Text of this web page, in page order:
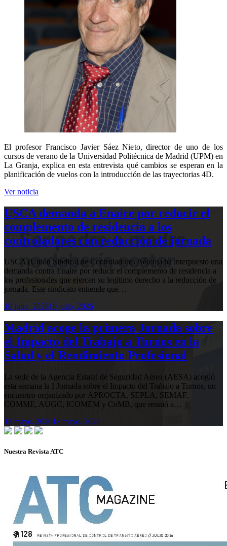
El profesor Francisco Javier Sáez Nieto, director de uno de los
cursos de verano de la Universidad Politécnica de Madrid (UPM) en
La Granja, explica en esta entrevista qué cambios se esperan en la
planificación de vuelos con la introducción de las trayectorias 4D.
Ver noticia
USCA demanda a Enaire por reducir el
complemento de residencia a los
controladores con reducción de jornada
USCA (Unión Sindical de Controladores Aéreos) ha interpuesto una
demanda contra Enaire por reducir el complemento de residencia a
los profesionales que ejercen su legítimo derecho a la reducción de
jornada. Este sindicato entiende que…
10 julio, 202610 julio, 2026
Madrid acoge la primera Jornada sobre
el Impacto del Trabajo a Turnos en la
Salud y el Rendimiento Profesional
La sede de la Agencia Estatal de Seguridad Aérea (AESA) acogió
esta semana la I Jornada sobre el Impacto del Trabajo a Turnos, un
encuentro organizado por APROCTA, SEPLA, SEMAF,
COMME, AUGC, ICOMEM y CoMB, que reunió a…
13 mayo, 202613 mayo, 2026
Nuestra Revista ATC